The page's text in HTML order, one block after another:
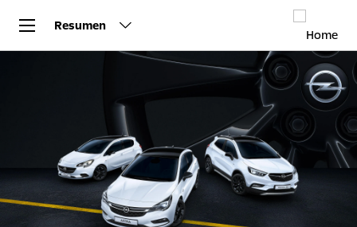
Resumen